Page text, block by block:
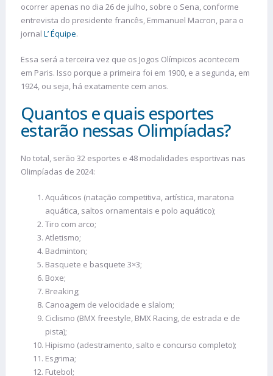
ocorrer apenas no dia 26 de julho, sobre o Sena, conforme
entrevista do presidente francês, Emmanuel Macron, para o
jornal L’ Équipe.
Essa será a terceira vez que os Jogos Olímpicos acontecem
em Paris. Isso porque a primeira foi em 1900, e a segunda, em
1924, ou seja, há exatamente cem anos.
Quantos e quais esportes
estarão nessas Olimpíadas?
No total, serão 32 esportes e 48 modalidades esportivas nas
Olimpíadas de 2024:
Aquáticos (natação competitiva, artística, maratona
aquática, saltos ornamentais e polo aquático);
Tiro com arco;
Atletismo;
Badminton;
Basquete e basquete 3×3;
Boxe;
Breaking;
Canoagem de velocidade e slalom;
Ciclismo (BMX freestyle, BMX Racing, de estrada e de
pista);
Hipismo (adestramento, salto e concurso completo);
Esgrima;
Futebol;